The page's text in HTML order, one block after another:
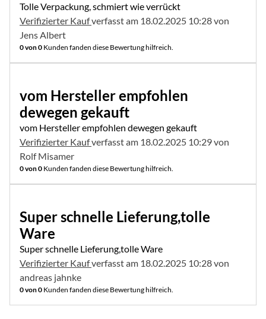
Tolle Verpackung, schmiert wie verrückt
Verifizierter Kaufverfasst am 18.02.2025 10:28 von
Jens Albert
0 von 0 Kunden fanden diese Bewertung hilfreich.
vom Hersteller empfohlen
dewegen gekauft
vom Hersteller empfohlen dewegen gekauft
Verifizierter Kaufverfasst am 18.02.2025 10:29 von
Rolf Misamer
0 von 0 Kunden fanden diese Bewertung hilfreich.
Super schnelle Lieferung,tolle
Ware
Super schnelle Lieferung,tolle Ware
Verifizierter Kaufverfasst am 18.02.2025 10:28 von
andreas jahnke
0 von 0 Kunden fanden diese Bewertung hilfreich.